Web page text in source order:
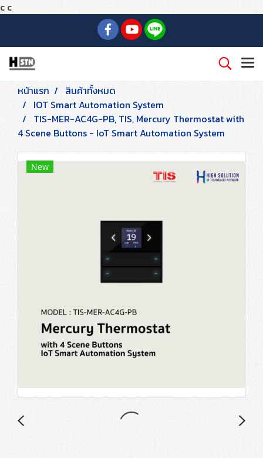
c c
หน้าแรก
สินค้าทั้งหมด
IOT Smart Automation System
TIS-MER-AC4G-PB, TIS, Mercury Thermostat with
4 Scene Buttons - IoT Smart Automation System
New